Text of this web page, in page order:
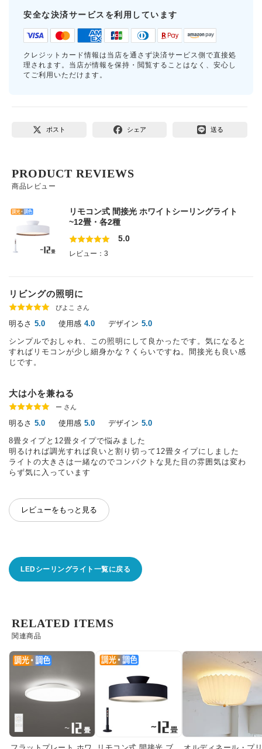
安全な決済サービスを利用しています
クレジットカード情報は当店を通さず決済サービス側で直接処
理されます。当店が情報を保持・閲覧することはなく、安心し
てご利用いただけます。
ポスト シェア 送る
商品レビュー
PRODUCT REVIEWS
リモコン式 間接光 ホワイトシーリングライト
~12畳・各2種
5.0
レビュー：3
リビングの照明に
ぴよこ さん
明るさ 5.0 使用感 4.0 デザイン 5.0
シンプルでおしゃれ、この照明にして良かったです。気になると
すればリモコンが少し細身かな？くらいですね。間接光も良い感
じです。
大は小を兼ねる
ー さん
明るさ 5.0 使用感 5.0 デザイン 5.0
8畳タイプと12畳タイプで悩みました
明るければ調光すれば良いと割り切って12畳タイプにしました
ライトの大きさは一緒なのでコンパクトな見た目の雰囲気は変わ
らず気に入っています
レビューをもっと見る
LEDシーリングライト一覧に戻る
関連商品
RELATED ITEMS